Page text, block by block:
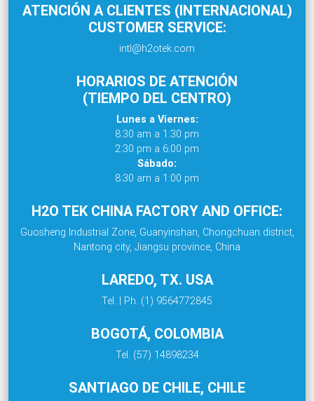
ATENCIÓN A CLIENTES (INTERNACIONAL)
CUSTOMER SERVICE:
intl@h2otek.com
HORARIOS DE ATENCIÓN
(TIEMPO DEL CENTRO)
Lunes a Viernes:
8:30 am a 1:30 pm
2:30 pm a 6:00 pm
Sábado:
8:30 am a 1:00 pm
H2O TEK CHINA FACTORY AND OFFICE:
Guosheng Industrial Zone, Guanyinshan, Chongchuan district,
Nantong city, Jiangsu province, China
LAREDO, TX. USA
Tel. | Ph. (1) 9564772845
BOGOTÁ, COLOMBIA
Tel. (57) 14898234
SANTIAGO DE CHILE, CHILE